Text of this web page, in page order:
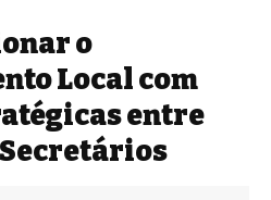
o
Local com
entre